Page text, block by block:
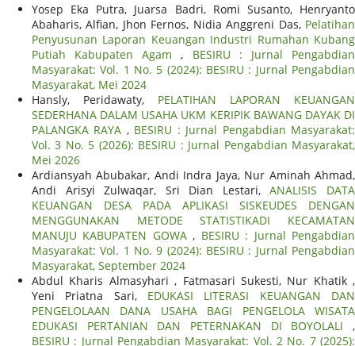
Yosep Eka Putra, Juarsa Badri, Romi Susanto, Henryanto
Abaharis, Alfian, Jhon Fernos, Nidia Anggreni Das, Pelatihan
Penyusunan Laporan Keuangan Industri Rumahan Kubang
Putiah Kabupaten Agam, BESIRU : Jurnal Pengabdian
Masyarakat: Vol. 1 No. 5 (2024): BESIRU : Jurnal Pengabdian
Masyarakat, Mei 2024
Hansly, Peridawaty, PELATIHAN LAPORAN KEUANGAN
SEDERHANA DALAM USAHA UKM KERIPIK BAWANG DAYAK DI
PALANGKA RAYA , BESIRU : Jurnal Pengabdian Masyarakat:
Vol. 3 No. 5 (2026): BESIRU : Jurnal Pengabdian Masyarakat,
Mei 2026
Ardiansyah Abubakar, Andi Indra Jaya, Nur Aminah Ahmad,
Andi Arisyi Zulwaqar, Sri Dian Lestari,ANALISIS DATA
KEUANGAN DESA PADA APLIKASI SISKEUDES DENGAN
MENGGUNAKAN METODE STATISTIKADI KECAMATAN
MANUJU KABUPATEN GOWA, BESIRU : Jurnal Pengabdian
Masyarakat: Vol. 1 No. 9 (2024): BESIRU : Jurnal Pengabdian
Masyarakat, September 2024
Abdul Kharis Almasyhari , Fatmasari Sukesti, Nur Khatik ,
Yeni Priatna Sari, EDUKASI LITERASI KEUANGAN DAN
PENGELOLAAN DANA USAHA BAGI PENGELOLA WISATA
EDUKASI PERTANIAN DAN PETERNAKAN DI BOYOLALI ,
BESIRU : Jurnal Pengabdian Masyarakat: Vol. 2 No. 7 (2025):